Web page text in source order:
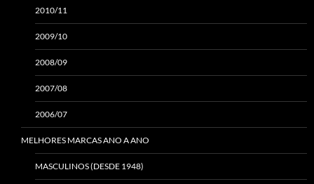
2010/11
2009/10
2008/09
2007/08
2006/07
MELHORES MARCAS ANO A ANO
MASCULINOS (DESDE 1948)